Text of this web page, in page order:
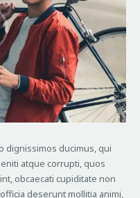
dignissimos ducimus, qui
atque corrupti, quos
obcaecati cupiditate non
deserunt mollitia animi,